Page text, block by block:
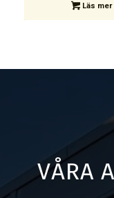
Läs mer
VÅRA